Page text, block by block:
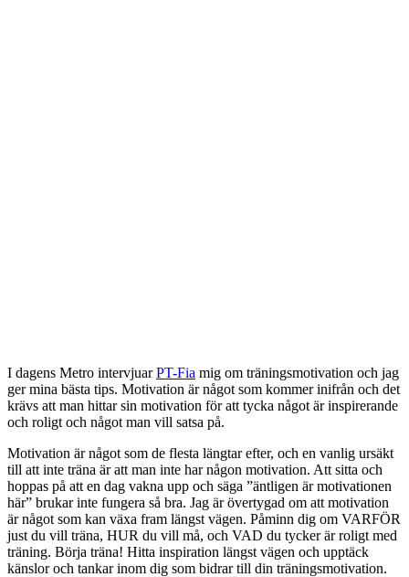
I dagens Metro intervjuarPT-Fia mig om träningsmotivation och jag
ger mina bästa tips. Motivation är något som kommer inifrån och det
krävs att man hittar sin motivation för att tycka något är inspirerande
och roligt och något man vill satsa på.
Motivation är något som de flesta längtar efter, och en vanlig ursäkt
till att inte träna är att man inte har någon motivation. Att sitta och
hoppas på att en dag vakna upp och säga ”äntligen är motivationen
här” brukar inte fungera så bra. Jag är övertygad om att motivation
är något som kan växa fram längst vägen. Påminn dig om VARFÖR
just du vill träna, HUR du vill må, och VAD du tycker är roligt med
träning. Börja träna! Hitta inspiration längst vägen och upptäck
känslor och tankar inom dig som bidrar till din träningsmotivation.